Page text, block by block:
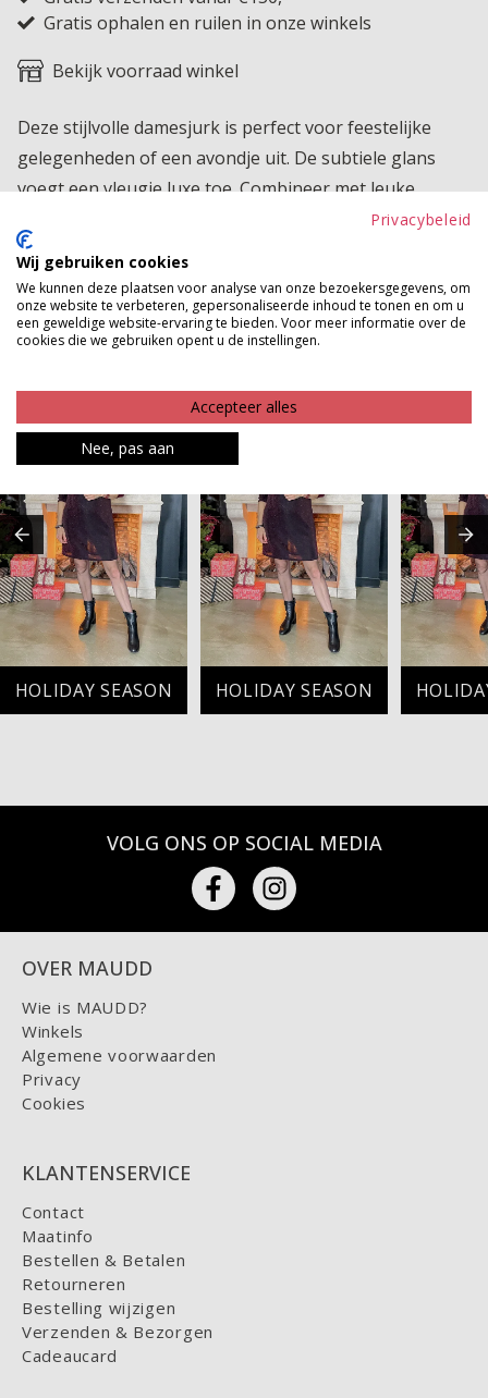
Gratis ophalen en ruilen in onze winkels
Bekijk voorraad winkel
Deze stijlvolle damesjurk is perfect voor feestelijke
gelegenheden of een avondje uit. De subtiele glans
voegt een vleugje luxe toe. Combineer met leuke
Product kenmerken
Betaalinformatie
HOLIDAY SEASON HOLIDAY SEASON
VOLG ONS OP SOCIAL MEDIA
OVER MAUDD
Wie is MAUDD?
Winkels
Algemene voorwaarden
Privacy
Cookies
KLANTENSERVICE
Contact
Maatinfo
Bestellen & Betalen
Retourneren
Bestelling wijzigen
Verzenden & Bezorgen
Cadeaucard
Privacybeleid
Wij gebruiken cookies
We kunnen deze plaatsen voor analyse van onze bezoekersgegevens, om
onze website te verbeteren, gepersonaliseerde inhoud te tonen en om u
een geweldige website-ervaring te bieden. Voor meer informatie over de
cookies die we gebruiken opent u de instellingen.
Accepteer alles
Nee, pas aan